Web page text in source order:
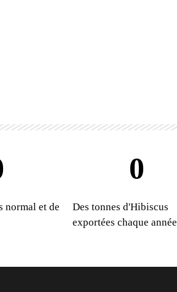
normal et de
Des tonnes d'Hibiscus
exportées chaque année
0